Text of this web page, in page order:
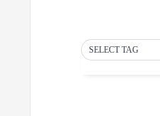
SELECT TAG